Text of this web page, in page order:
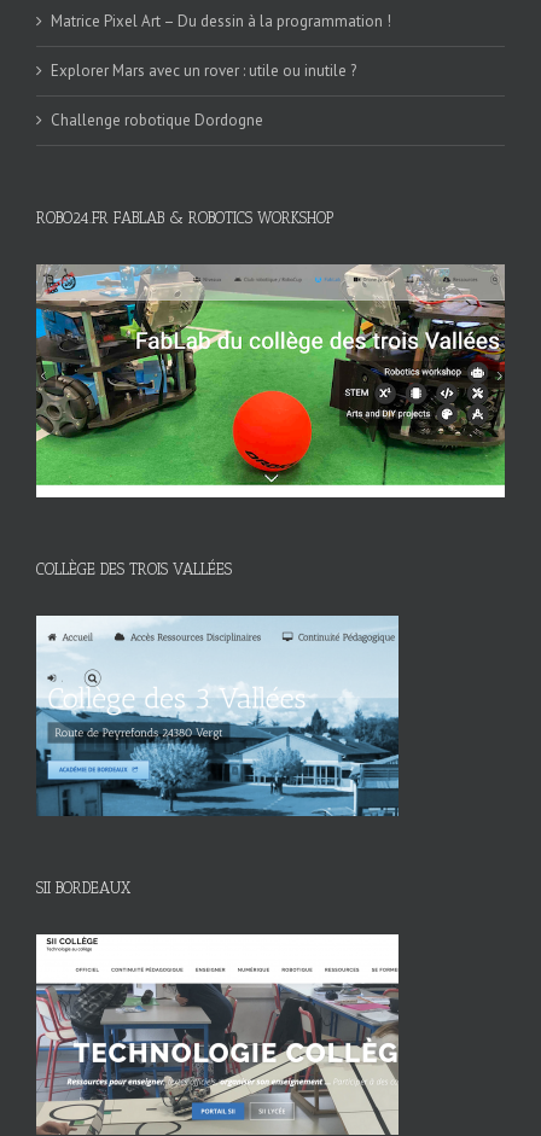
Matrice Pixel Art – Du dessin à la programmation !
Explorer Mars avec un rover : utile ou inutile ?
Challenge robotique Dordogne
ROBO24.FR FABLAB & ROBOTICS WORKSHOP
COLLÈGE DES TROIS VALLÉES
SII BORDEAUX